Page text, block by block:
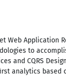
Web Application
to
and CQRS
analytics